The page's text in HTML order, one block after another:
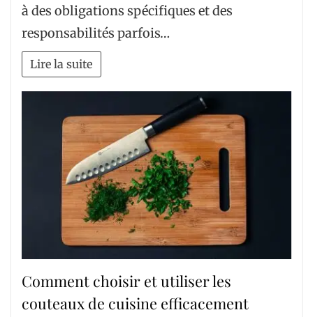
à des obligations spécifiques et des
responsabilités parfois…
Lire la suite
Comment choisir et utiliser les
couteaux de cuisine efficacement